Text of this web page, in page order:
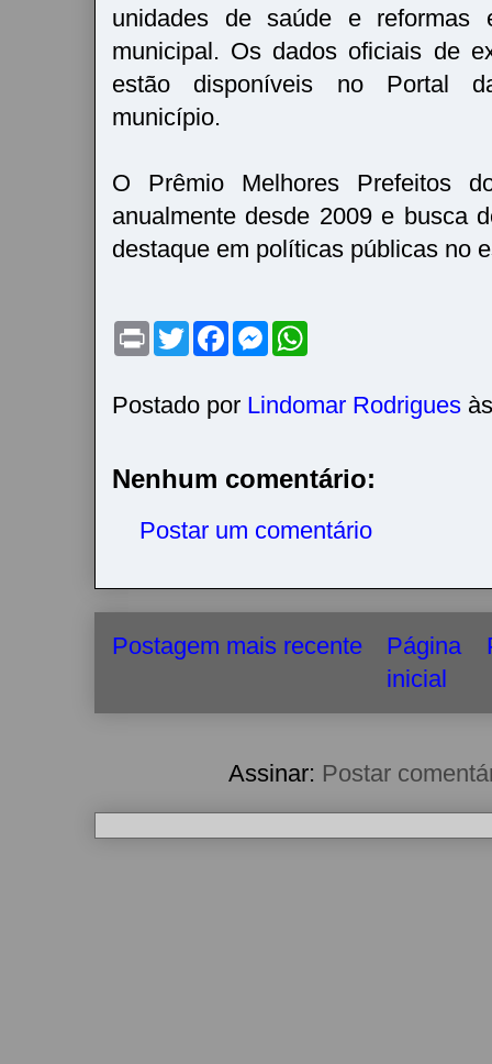
unidades de saúde e reformas
municipal. Os dados oficiais de
estão disponíveis no Portal
município.
O Prêmio Melhores Prefeitos
anualmente desde 2009 e busca
destaque em políticas públicas no
P
t
T
w
t
e
F
a
b
o
M
e
e
n
r
s
A
Postado por Lindomar Rodrigues
Nenhum comentário:
Postar um comentário
Postagem mais recente
Página
inicial
Assinar: Postar